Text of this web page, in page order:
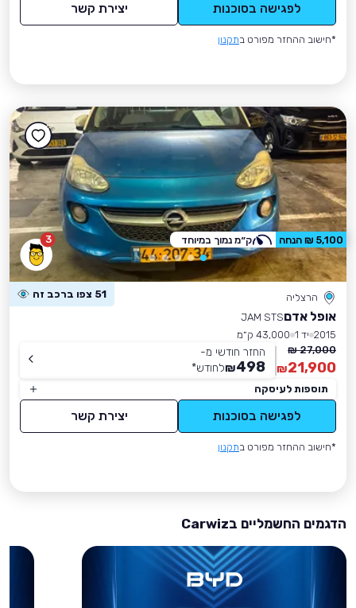
לפגישה בסוכנות יצירת קשר
*חישוב ההחזר מפורט בתקנון
3
הרצליה 51 צפו ברכב זה
אופל אדםJAM STS
2015 יד 1
43,000 ק״מ
27,000 ₪
21,900
₪
החזר חודשי מ-
498
₪לחודש*
תוספות לעיסקה
לפגישה בסוכנות יצירת קשר
*חישוב ההחזר מפורט בתקנון
5,100 ₪ הנחה ק״מ נמוך במיוחד
הדגמים החשמליים בCarwiz